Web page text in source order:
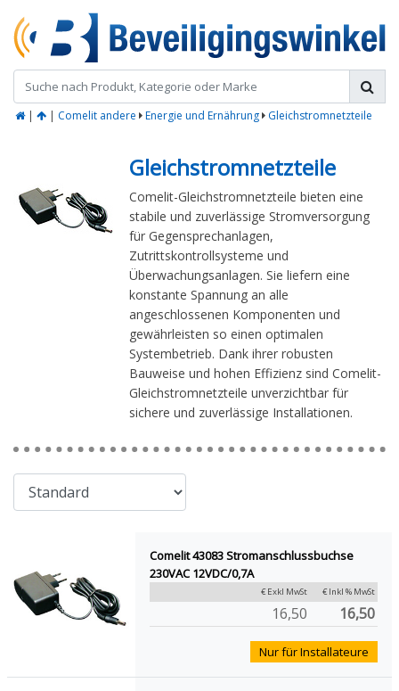
| | Comelit andere Energie und Ernährung Gleichstromnetzteile
Gleichstromnetzteile
Comelit-Gleichstromnetzteile bieten eine
stabile und zuverlässige Stromversorgung
für Gegensprechanlagen,
Zutrittskontrollsysteme und
Überwachungsanlagen. Sie liefern eine
konstante Spannung an alle
angeschlossenen Komponenten und
gewährleisten so einen optimalen
Systembetrieb. Dank ihrer robusten
Bauweise und hohen Effizienz sind Comelit-
Gleichstromnetzteile unverzichtbar für
sichere und zuverlässige Installationen.
Comelit 43083 Stromanschlussbuchse
230VAC 12VDC/0,7A
€ Exkl MwSt € Inkl % MwSt
16,50 16,50
Nur für Installateure